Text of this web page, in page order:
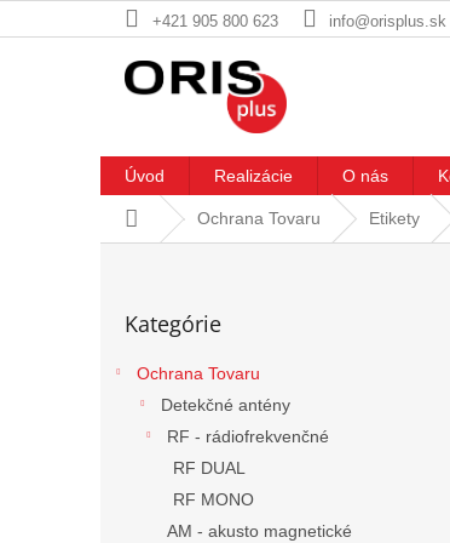
na
+421 905 800 623 info@orisplus.sk
Úvod Realizácie O nás
DomovOchrana Tovaru Etikety
kategórie
Kategórie
Ochrana Tovaru
Detekčné antény
RF - rádiofrekvenčné
RF DUAL
RF MONO
AM - akusto magnetické